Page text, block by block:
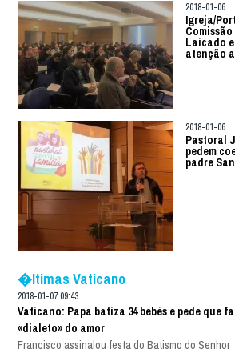
2018-01-06
Igreja/
Laicado
atenção
2018-01-06
Pastoral
pedem
padre
�ltimas Vaticano
2018-01-07 09:43
Vaticano: Papa batiza 34 bebés e pede que
«dialeto» do amor
Francisco assinalou festa do Batismo do Senhor